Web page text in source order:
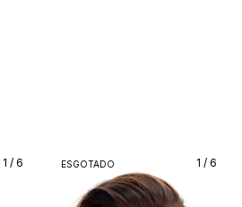
1 / 6 1 / 6
ESGOTADO